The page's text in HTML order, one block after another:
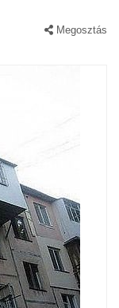
Megosztás